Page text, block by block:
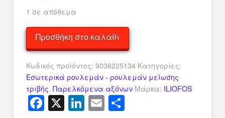
1 σε απόθεμα
Iliofos
Pss
Axial
Sealing
System,
For
Propeller
Shaft
Προσθήκη στο καλάθι
Κωδικός προϊόντος: 9036225134 Κατηγορίες:
Εσωτερικά ρουλεμάν - ρουλεμάν μείωσης
τριβής, Παρελκόμενα αξόνων Μάρκα: ILIOFOS
Facebook
X LinkedIn
Email